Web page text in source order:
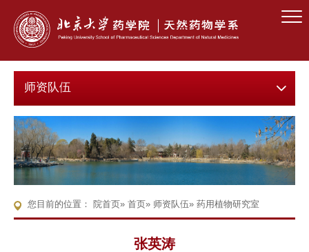
师资队伍
您目前的位置： 院首页» 首页» 师资队伍» 药用植物研究室
张英涛